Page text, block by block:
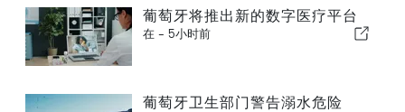
葡萄牙将推出新的数字医疗平台
在 - 5小时前
葡萄牙卫生部门警告溺水危险